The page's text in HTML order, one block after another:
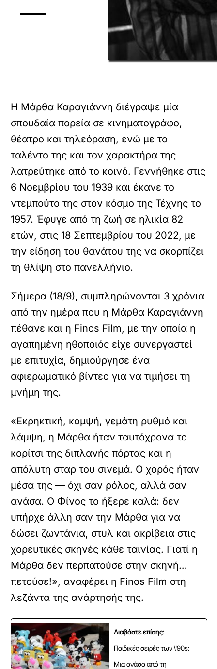
Η Μάρθα Καραγιάννη διέγραψε μία
σπουδαία πορεία σε κινηματογράφο,
θέατρο και τηλεόραση, ενώ με το
ταλέντο της και τον χαρακτήρα της
λατρεύτηκε από το κοινό. Γεννήθηκε στις
6 Νοεμβρίου του 1939 και έκανε το
ντεμπούτο της στον κόσμο της Τέχνης το
1957. Έφυγε από τη ζωή σε ηλικία 82
ετών, στις 18 Σεπτεμβρίου του 2022, με
την είδηση του θανάτου της να σκορπίζει
τη θλίψη στο πανελλήνιο.
Σήμερα (18/9), συμπληρώνονται 3 χρόνια
από την ημέρα που η Μάρθα Καραγιάννη
πέθανε και η Finos Film, με την οποία η
αγαπημένη ηθοποιός είχε συνεργαστεί
με επιτυχία, δημιούργησε ένα
αφιερωματικό βίντεο για να τιμήσει τη
μνήμη της.
«Εκρηκτική, κομψή, γεμάτη ρυθμό και
λάμψη, η Μάρθα ήταν ταυτόχρονα το
κορίτσι της διπλανής πόρτας και η
απόλυτη σταρ του σινεμά. Ο χορός ήταν
μέσα της — όχι σαν ρόλος, αλλά σαν
ανάσα. Ο Φίνος το ήξερε καλά: δεν
υπήρχε άλλη σαν την Μάρθα για να
δώσει ζωντάνια, στυλ και ακρίβεια στις
χορευτικές σκηνές κάθε ταινίας. Γιατί η
Μάρθα δεν περπατούσε στην σκηνή…
πετούσε!», αναφέρει η Finos Film στη
λεζάντα της ανάρτησής της.
Διαβάστε επίσης:
Παιδικές σειρές των \'90s:
Μια ανάσα από τη